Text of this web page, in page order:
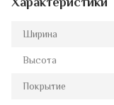
Ширина
Высота
Покрытие